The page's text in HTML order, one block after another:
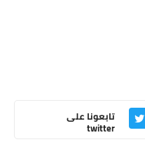
تابعونا على
twitter